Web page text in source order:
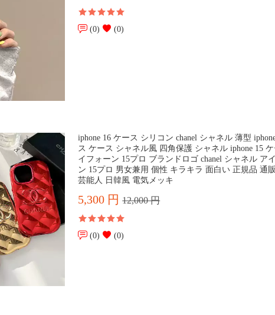
(0) (0)
iphone 16 ケース シリコン chanel シャネル 薄型
ス ケース シャネル風 四角保護 シャネル iphone 15
イフォーン 15プロ ブランドロゴ chanel シャネル ア
ン 15プロ 男女兼用 個性 キラキラ 面白い 正規品 通
芸能人 日韓風 電気メッキ
5,300 円12,000 円
(0) (0)